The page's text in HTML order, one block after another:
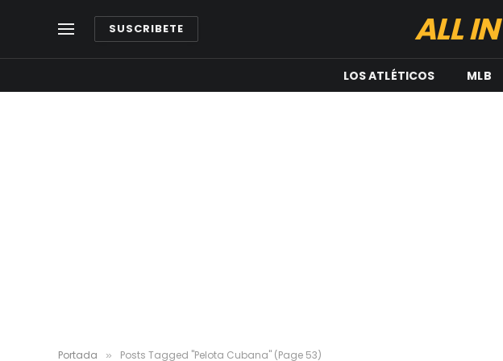
SUSCRIBETE ALL IN
LOS ATLÉTICOS MLB
Portada » Posts Tagged "Pelota Cubana" (Page 53)